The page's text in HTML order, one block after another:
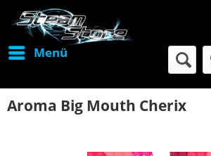
Menü
Aroma Big Mouth Cherix